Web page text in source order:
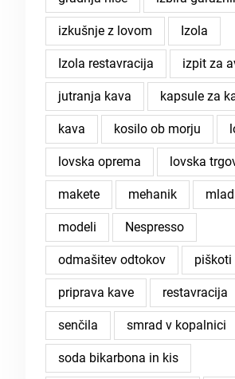
izkušnje z lovom Izola
Izola restavracija izpit za
jutranja kava kapsule za
kava kosilo ob morju
lovska oprema lovska
makete mehanik
modeli Nespresso
odmašitev odtokov piškoti
priprava kave restavracija
senčila smrad v kopalnici
soda bikarbona in kis